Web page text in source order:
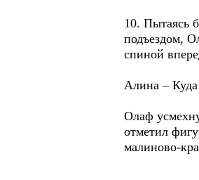
10. Пытаясь
подъездом,
спиной
Алина –
Олаф
отметил
малиново-